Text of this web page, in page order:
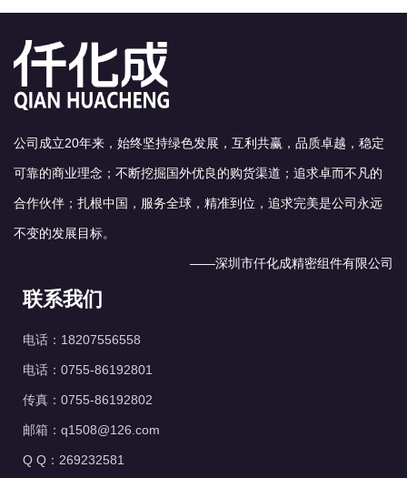
公司成立20年来，始终坚持绿色发展，互利共赢，品质卓越，稳定
可靠的商业理念；不断挖掘国外优良的购货渠道；追求卓而不凡的
合作伙伴；扎根中国，服务全球，精准到位，追求完美是公司永远
不变的发展目标。
——深圳市仟化成精密组件有限公司
联系我们
电话：18207556558
电话：0755-86192801
传真：0755-86192802
邮箱：q1508@126.com
Q Q：269232581